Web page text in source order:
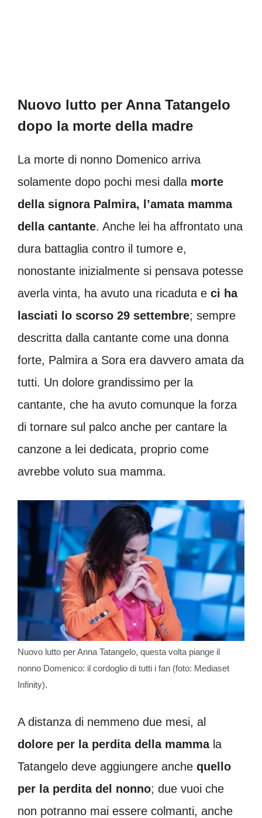
Nuovo lutto per Anna Tatangelo
dopo la morte della madre
La morte di nonno Domenico arriva
solamente dopo pochi mesi dalla morte
della signora Palmira, l’amata mamma
della cantante. Anche lei ha affrontato una
dura battaglia contro il tumore e,
nonostante inizialmente si pensava potesse
averla vinta, ha avuto una ricaduta e ci ha
lasciati lo scorso 29 settembre; sempre
descritta dalla cantante come una donna
forte, Palmira a Sora era davvero amata da
tutti. Un dolore grandissimo per la
cantante, che ha avuto comunque la forza
di tornare sul palco anche per cantare la
canzone a lei dedicata, proprio come
avrebbe voluto sua mamma.
Nuovo lutto per Anna Tatangelo, questa volta piange il
nonno Domenico: il cordoglio di tutti i fan (foto: Mediaset
Infinity).
A distanza di nemmeno due mesi, al
dolore per la perdita della mammala
Tatangelo deve aggiungere anche quello
per la perdita del nonno; due vuoi che
non potranno mai essere colmanti, anche